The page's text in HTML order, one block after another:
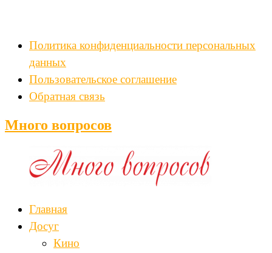
Политика конфиденциальности персональных
данных
Пользовательское соглашение
Обратная связь
Много вопросов
Главная
Досуг
Кино